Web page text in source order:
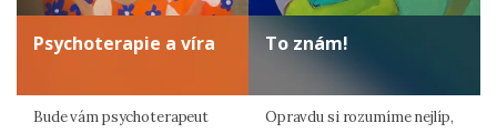
Psychoterapie a víra
Bude vám psychoterapeut
To znám!
Opravdu si rozumíme nejlíp,